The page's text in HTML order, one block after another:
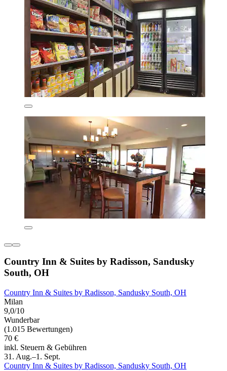
Country Inn & Suites by Radisson, Sandusky
South, OH
Country Inn & Suites by Radisson, Sandusky South, OH
Milan
9,0/10
Wunderbar
(1.015 Bewertungen)
70 €
inkl. Steuern & Gebühren
31. Aug.–1. Sept.
Country Inn & Suites by Radisson, Sandusky South, OH